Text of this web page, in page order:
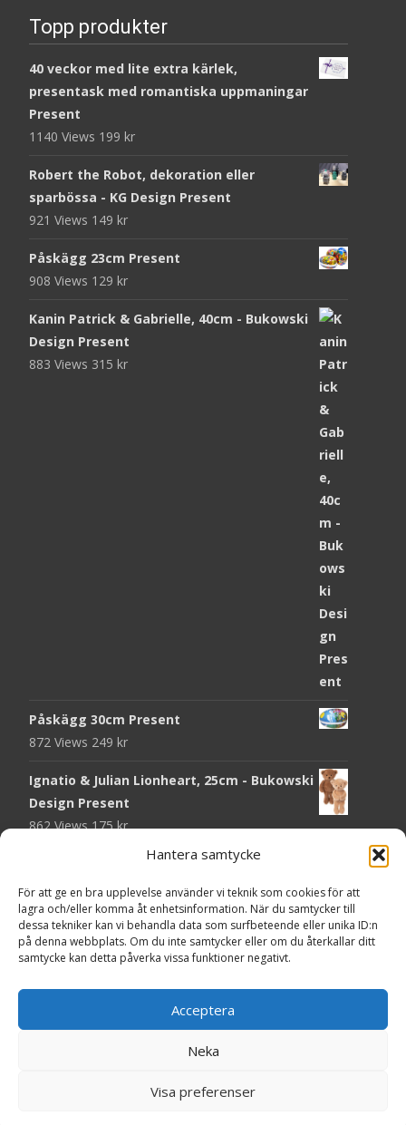
Hantera samtycke
För att ge en bra upplevelse använder vi teknik som cookies för att
lagra och/eller komma åt enhetsinformation. När du samtycker till
dessa tekniker kan vi behandla data som surfbeteende eller unika ID:n
på denna webbplats. Om du inte samtycker eller om du återkallar ditt
samtycke kan detta påverka vissa funktioner negativt.
Acceptera
Neka
Visa preferenser
Topp produkter
40 veckor med lite extra kärlek,
presentask med romantiska uppmaningar
Present
1140 Views 199 kr
Robert the Robot, dekoration eller
sparbössa - KG Design Present
921 Views 149 kr
Påskägg 23cm Present
908 Views 129 kr
Kanin Patrick & Gabrielle, 40cm - Bukowski
Design Present
883 Views 315 kr
Påskägg 30cm Present
872 Views 249 kr
Ignatio & Julian Lionheart, 25cm - Bukowski
Design Present
862 Views175kr
Chokladmynt Påskmotiv Present
819 Views25kr
Kort Påskhare, 8,5x11,5 cm Present
763 Views20kr
Tändsticksask I den enkla bor det vackra,
röd - Ernst Kirchsteiger Present
717 Views89kr
Powered by WordPress, Themei-craftby TemplatesNext.